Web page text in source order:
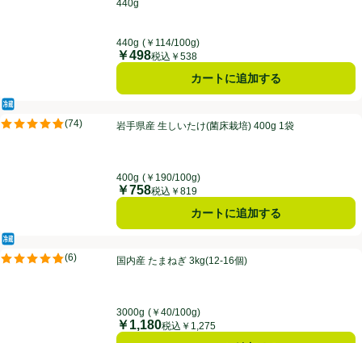
440g
440g (￥114/100g)
価格
￥498税込￥538
カートに追加する
岩手県産 生しいたけ(菌床栽培) 400g 1袋
冷蔵食品
(74)
評価は74件のレビューで5点中4.8点。岩手県産 生しいたけ(菌床栽培) 400g 1袋
400g (￥190/100g)
価格
￥758税込￥819
カートに追加する
国内産 たまねぎ 3kg(12-16個)
冷蔵食品
(6)
評価は6件のレビューで5点中4.8点。
国内産 たまねぎ 3kg(12-16個)
3000g (￥40/100g)
価格
￥1,180税込￥1,275